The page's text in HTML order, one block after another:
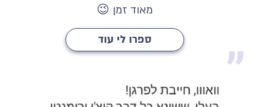
מאוד זמן 😉
ספרו לי עוד